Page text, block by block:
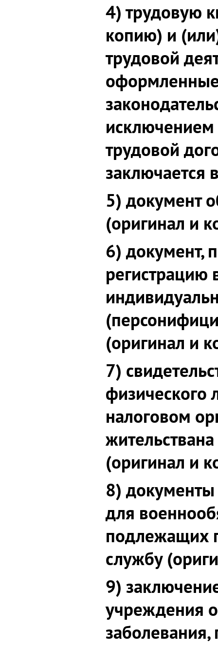
4) трудовую
копию) и
трудовой
исключением
трудовой
заключается
5) документ
(оригинал и
6) документ,
регистрацию
(оригинал и
7)
физического
налоговом
(оригинал и
8) документы
для
подлежащих
службу
9)
учреждения